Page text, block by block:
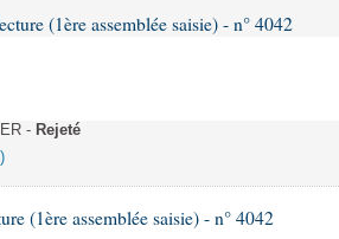
(1ère assemblée saisie) - n° 4042
- Rejeté
(1ère assemblée saisie) - n° 4042